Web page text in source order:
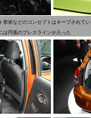
状などのコンセプトはキープされて
は円弧のプレスラインが入った